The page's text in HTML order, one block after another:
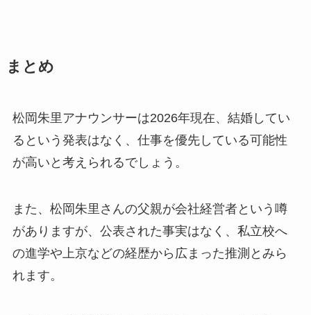
まとめ
松岡朱里アナウンサーは2026年現在、結婚してい
るという発表はなく、仕事を優先している可能性
が高いと考えられるでしょう。
また、松岡朱里さんの父親が会社経営者という噂
がありますが、公表された事実はなく、私立校へ
の進学や上京などの経歴から広まった推測とみら
れます。